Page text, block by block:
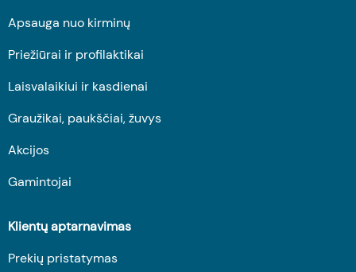
Apsauga nuo kirminų
Priežiūrai ir profilaktikai
Laisvalaikiui ir kasdienai
Graužikai, paukščiai, žuvys
Akcijos
Gamintojai
Klientų aptarnavimas
Prekių pristatymas